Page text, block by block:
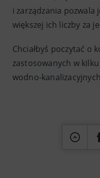
i zarządzania pozwala
większej ich liczby za
Chciałbyś poczytać o
zastosowanych w
wodno-